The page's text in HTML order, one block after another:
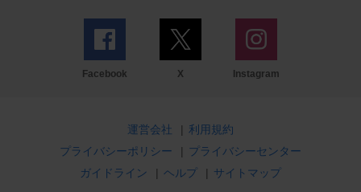
Facebook X Instagram
運営会社 | 利用規約
プライバシーポリシー
| プライバシーセンター
ガイドライン
| ヘルプ | サイトマップ